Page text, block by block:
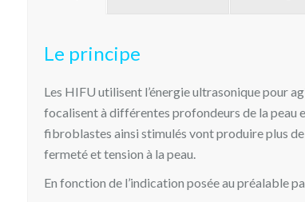
Le principe
Les HIFU utilisent l’énergie ultrasonique pour
focalisent à différentes profondeurs de la peau
fibroblastes ainsi stimulés vont produire plus
fermeté et tension à la peau.
En fonction de l’indication posée au préalable